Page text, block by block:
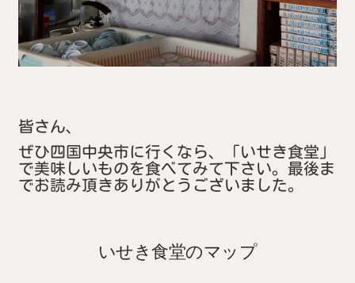
皆さん、
ぜひ四国中央市に行くなら、「いせき食堂」
で美味しいものを食べてみて下さい。最後ま
でお読み頂きありがとうございました。
いせき食堂のマップ